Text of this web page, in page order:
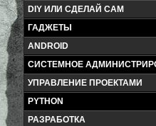
DIY ИЛИ СДЕЛАЙ САМ
ГАДЖЕТЫ
ANDROID
СИСТЕМНОЕ
УПРАВЛЕНИЕ ПРОЕКТАМИ
PYTHON
РАЗРАБОТКА